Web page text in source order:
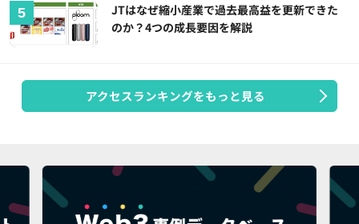
JTはなぜ縮小産業で過去最高益を更新できた
のか？4つの成長要因を解説
アクセスランキングをもっと見る